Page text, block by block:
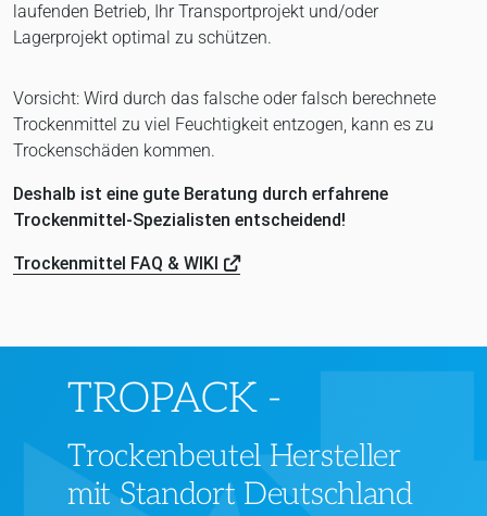
laufenden Betrieb, Ihr Transportprojekt und/oder
Lagerprojekt optimal zu schützen.
Vorsicht: Wird durch das falsche oder falsch berechnete
Trockenmittel zu viel Feuchtigkeit entzogen, kann es zu
Trocken­schäden kommen.
Deshalb ist eine gute Beratung durch erfahrene
Trockenmittel-Spezialisten entscheidend!
Trockenmittel FAQ & WIKI
TROPACK -
Trockenbeutel Hersteller
mit Standort Deutschland